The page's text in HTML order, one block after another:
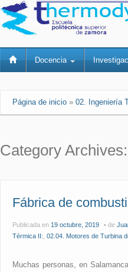
Docencia
Página de inicio » 02. Ingeniería
Category Archives:
Fábrica de
Publicada en 19 octubre, 2019 de
Térmica II: 02.04. Motores de Turbina
Muchas personas, en